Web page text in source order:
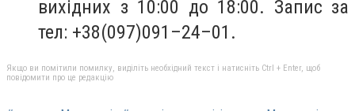
вихідних з 10:00 до 18:00. Запис за
тел: +38(097)091–24–01.
Якщо ви помітили помилку, виділіть необхідний текст і натисніть Ctrl + Enter, щоб
повідомити про це редакцію